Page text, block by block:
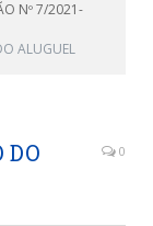
Nº 7/2021-
ALUGUEL
DO
0